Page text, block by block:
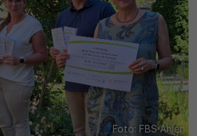
Foto: FBS Ahlen
Zwecke verwendet, um
des Besuchs zu speichern.